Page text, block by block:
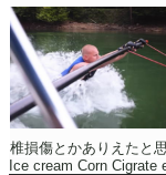
椎損傷とかありえたと
Ice cream Corn Cigrate